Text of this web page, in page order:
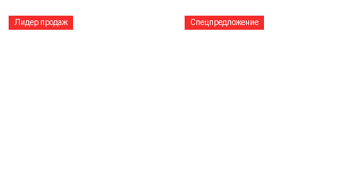
Лидер продаж Спецпредложение